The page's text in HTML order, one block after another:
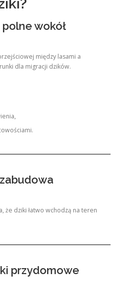
wokół
między lasami a
dla migracji dzików.
że dziki łatwo wchodzą na teren
przydomowe